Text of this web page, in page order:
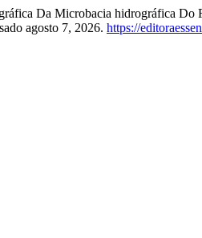
Da Microbacia hidrográfica
agosto 7, 2026. https://